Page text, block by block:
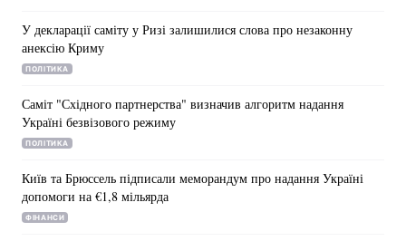
Спорт
Зброя
Цікавинки
У декларації саміту у Ризі залишилися слова про незаконну
анексію Криму
ПОЛІТИКА
Саміт "Східного партнерства" визначив алгоритм надання
Україні безвізового режиму
ПОЛІТИКА
Київ та Брюссель підписали меморандум про надання Україні
допомоги на €1,8 мільярда
ФІНАНСИ